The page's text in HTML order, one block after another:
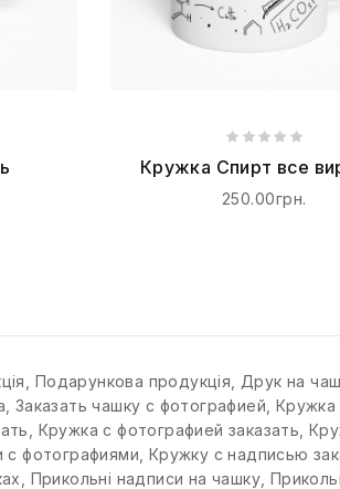
Кружка Спирт все
250.00грн.
Подарункова продукція Друк на
Заказать чашку с фотографией Кружка
Кружка с фотографией заказать ,
с фотографиями Кружку с надписью
Прикольні надписи на чашку